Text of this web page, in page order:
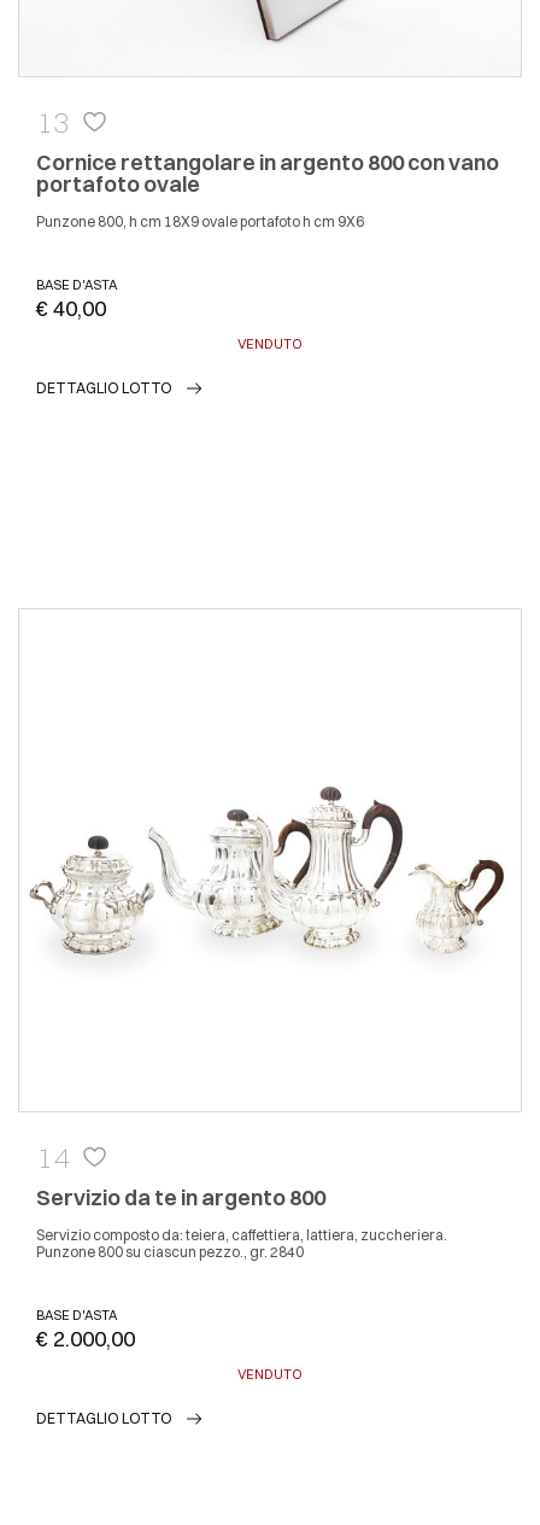
13
Cornice rettangolare in argento 800 con vano
portafoto ovale
Punzone 800, h cm 18X9 ovale portafoto h cm 9X6
BASE D'ASTA
€ 40,00
VENDUTO
DETTAGLIO LOTTO
14
Servizio da te in argento 800
Servizio composto da: teiera, caffettiera, lattiera, zuccheriera.
Punzone 800 su ciascun pezzo., gr. 2840
BASE D'ASTA
€ 2.000,00
VENDUTO
DETTAGLIO LOTTO